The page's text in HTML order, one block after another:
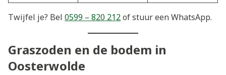
Twijfel je? Bel 0599 – 820 212of stuur een WhatsApp.
Graszoden en de bodem in
Oosterwolde